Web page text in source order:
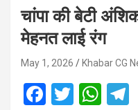
चांपा की बेटी
मेहनत लाई रंग
May 1, 2026 Khabar CG
F
T
W